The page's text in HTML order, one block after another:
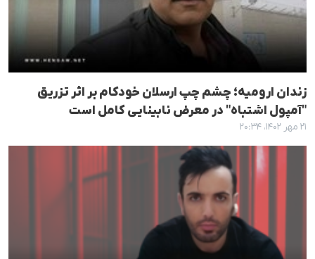
زندان ارومیه؛ چشم چپ ارسلان خودکام بر اثر تزریق
"آمپول اشتباه" در معرض نابینایی کامل است
۲۱ مهر ۱۴۰۲، ۲۰:۳۴